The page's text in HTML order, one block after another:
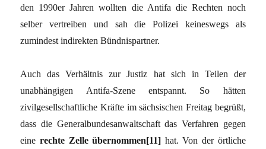
den 1990er Jahren wollten die Antifa die Rechten noch
selber vertreiben und sah die Polizei keineswegs als
zumindest indirekten Bündnispartner.
Auch das Verhältnis zur Justiz hat sich in Teilen der
unabhängigen Antifa-Szene entspannt. So hätten
zivilgesellschaftliche Kräfte im sächsischen Freitag begrüßt,
dass die Generalbundesanwaltschaft das Verfahren gegen
einerechte Zelle übernommen[11] hat. Von der örtliche